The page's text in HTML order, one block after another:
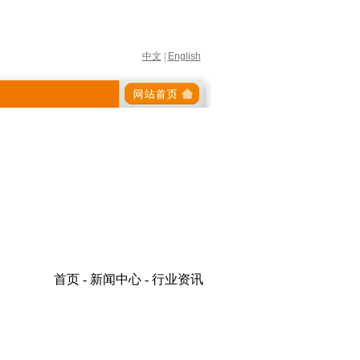
中文 English
首页 - 新闻中心 - 行业资讯